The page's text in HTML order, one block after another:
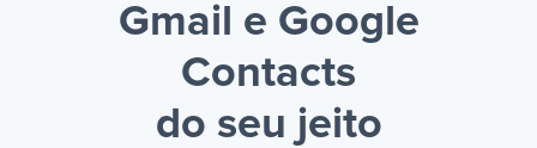
Gmail e Google
Contacts
do seu jeito